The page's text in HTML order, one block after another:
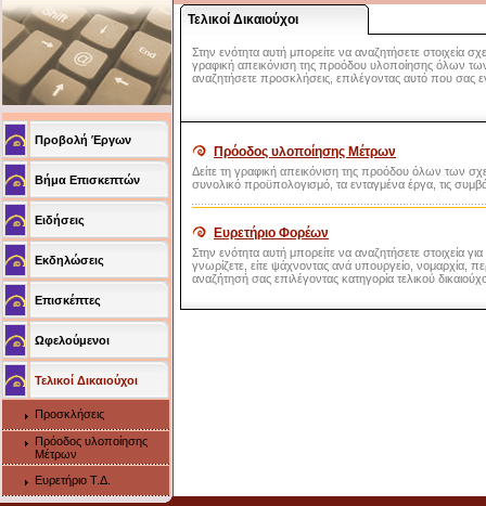
Προβολή Έργων
Βήμα Επισκεπτών
Ειδήσεις
Εκδηλώσεις
Επισκέπτες
Ωφελούμενοι
Τελικοί Δικαιούχοι
Προσκλήσεις
Πρόοδος υλοποίησης
Μέτρων
Ευρετήριο Τ.Δ.
Τελικοί Δικαιούχοι
Στην ενότητα αυτή μπορείτε να αναζητήσετε στοιχεία
γραφική απεικόνιση της προόδου υλοποίησης όλων
αναζητήσετε προσκλήσεις, επιλέγοντας αυτό που σας
Πρόοδος υλοποίησης Μέτρων
Δείτε τη γραφική απεικόνιση της προόδου όλων των
συνολικό προϋπολογισμό, τα ενταγμένα έργα, τις
Ευρετήριο Φορέων
Στην ενότητα αυτή μπορείτε να αναζητήσετε στοιχεία
γνωρίζετε, είτε ψάχνοντας ανά υπουργείο, νομαρχία,
αναζήτησή σας επιλέγοντας κατηγορία τελικού